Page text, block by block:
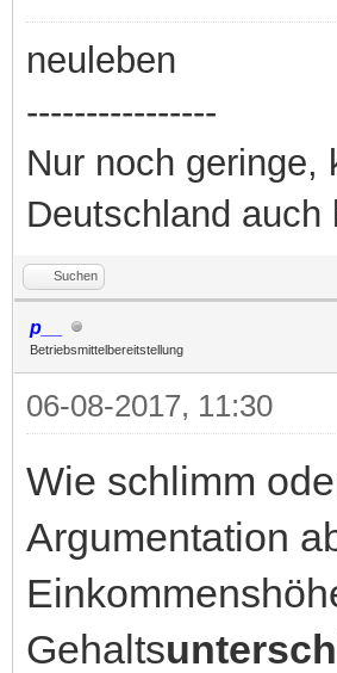
neuleben
----------------
Nur noch geringe,
Deutschland auch
Suchen
p__
Betriebsmittelbereitstellung
06-08-2017, 11:30
Wie schlimm
Argumentation
Gehalts